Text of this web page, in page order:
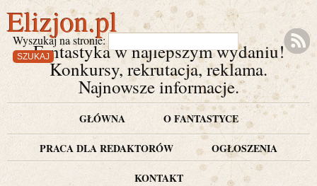
Wyszukaj na stronie:
Elizjon.pl
Fantastyka w najlepszym wydaniu!
Konkursy, rekrutacja, reklama.
Najnowsze informacje.
GŁÓWNA
O FANTASTYCE
PRACA DLA REDAKTORÓW
OGŁOSZENIA
KONTAKT